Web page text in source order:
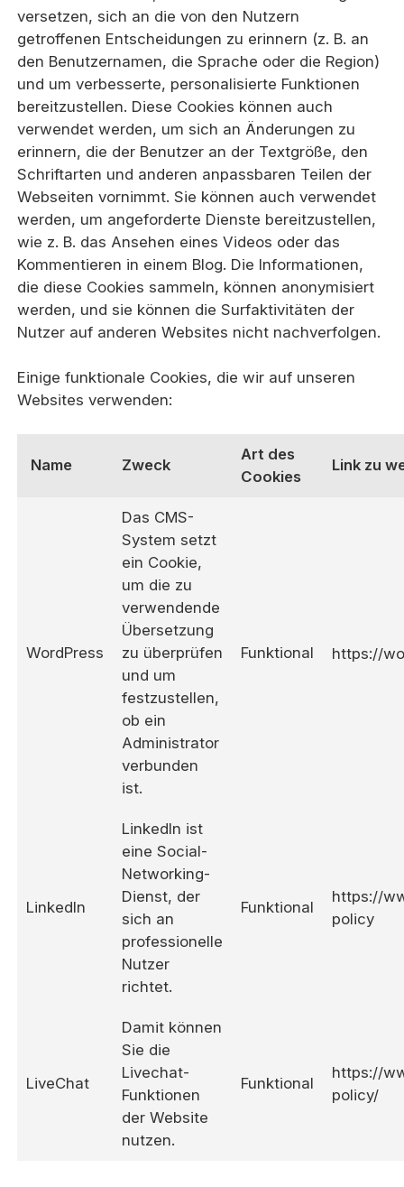
versetzen, sich an die von den Nutzern
getroffenen Entscheidungen zu erinnern (z. B. an
den Benutzernamen, die Sprache oder die Region)
und um verbesserte, personalisierte Funktionen
bereitzustellen. Diese Cookies können auch
verwendet werden, um sich an Änderungen zu
erinnern, die der Benutzer an der Textgröße, den
Schriftarten und anderen anpassbaren Teilen der
Webseiten vornimmt. Sie können auch verwendet
werden, um angeforderte Dienste bereitzustellen,
wie z. B. das Ansehen eines Videos oder das
Kommentieren in einem Blog. Die Informationen,
die diese Cookies sammeln, können anonymisiert
werden, und sie können die Surfaktivitäten der
Nutzer auf anderen Websites nicht nachverfolgen.
Einige funktionale Cookies, die wir auf unseren
Websites verwenden:
Name Zweck
Art des
Cookies
Link zu
WordPress
Das CMS-
System setzt
ein Cookie,
um die zu
verwendende
Übersetzung
zu überprüfen
und um
festzustellen,
ob ein
Administrator
verbunden
ist.
Funktional https://
LinkedIn
LinkedIn ist
eine Social-
Networking-
Dienst, der
sich an
professionelle
Nutzer
richtet.
Funktional
https://
policy
LiveChat
Damit können
Sie die
Livechat-
Funktionen
der Website
nutzen.
Funktional
https://
policy/